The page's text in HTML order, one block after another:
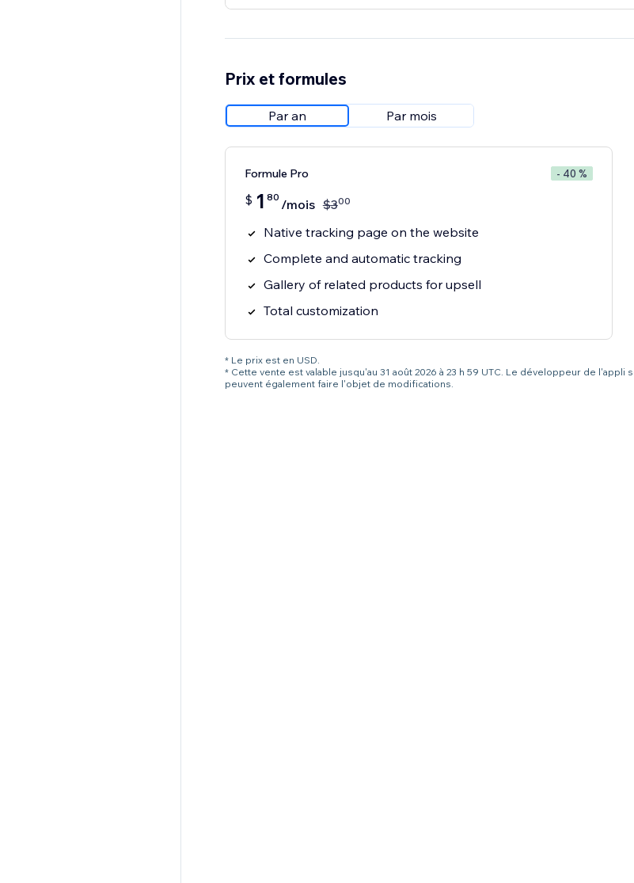
Prix et formules
Par an Par mois
Formule Pro - 40 %
$ 1 80 /mois $300
Native tracking page on the website
Complete and automatic tracking
Gallery of related products for upsell
Total customization
* Le prix est en USD.
* Cette vente est valable jusqu'au 31 août 2026 à 23 h 59 UTC. Le développeur de
peuvent également faire l'objet de modifications.